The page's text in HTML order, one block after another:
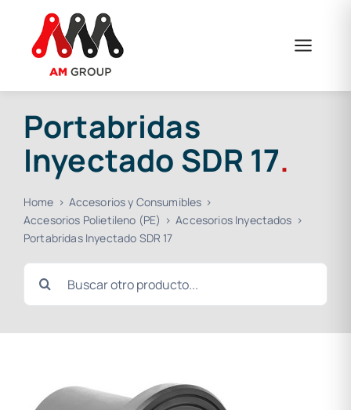
contenido
Portabridas
Inyectado SDR 17.
Home
Accesorios y Consumibles
Accesorios Polietileno (PE)
Accesorios Inyectados
Portabridas Inyectado SDR 17
Buscar: